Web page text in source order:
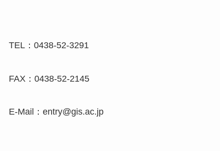
TEL：0438-52-3291
FAX：0438-52-2145
E-Mail：entry@gis.ac.jp